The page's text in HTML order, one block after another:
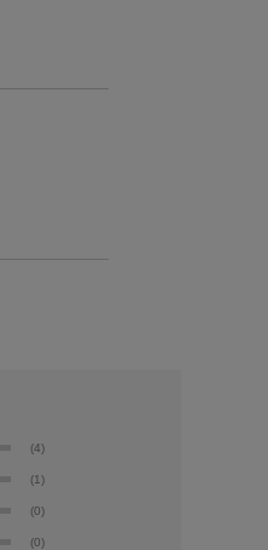
(4)
(1)
(0)
(0)